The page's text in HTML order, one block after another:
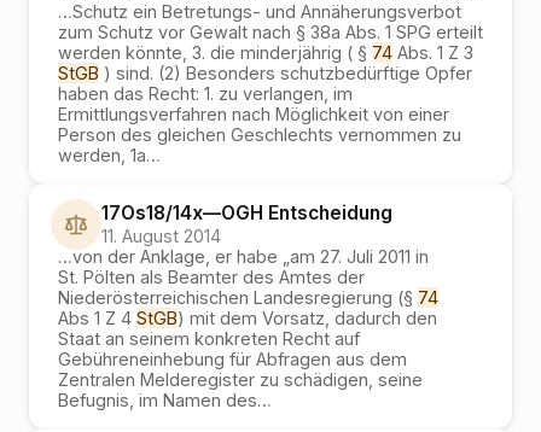
…Schutz ein Betretungs- und Annäherungsverbot
zum Schutz vor Gewalt nach § 38a Abs. 1 SPG erteilt
werden könnte, 3. die minderjährig ( § 74 Abs. 1 Z 3
StGB ) sind. (2) Besonders schutzbedürftige Opfer
haben das Recht: 1. zu verlangen, im
Ermittlungsverfahren nach Möglichkeit von einer
Person des gleichen Geschlechts vernommen zu
werden, 1a…
17Os18/14x—OGH Entscheidung
11. August 2014
…von der Anklage, er habe „am 27. Juli 2011 in
St. Pölten als Beamter des Amtes der
Niederösterreichischen Landesregierung (§ 74
Abs 1 Z 4 StGB) mit dem Vorsatz, dadurch den
Staat an seinem konkreten Recht auf
Gebühreneinhebung für Abfragen aus dem
Zentralen Melderegister zu schädigen, seine
Befugnis, im Namen des…